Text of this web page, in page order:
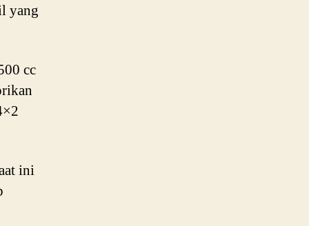
yang
cc
ini